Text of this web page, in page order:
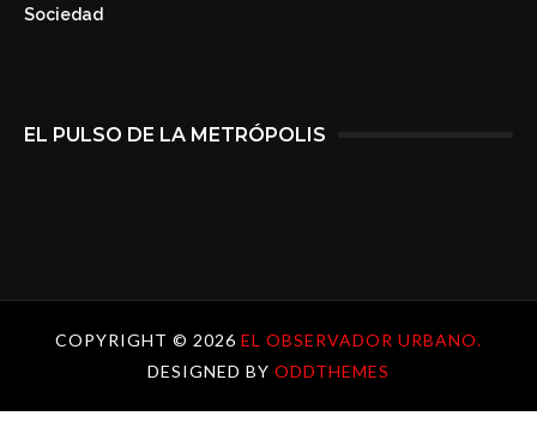
Sociedad
EL PULSO DE LA METRÓPOLIS
COPYRIGHT © 2026 EL OBSERVADOR URBANO.
DESIGNED BY ODDTHEMES